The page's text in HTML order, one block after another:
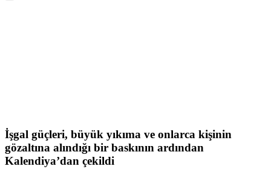
İşgal güçleri, büyük yıkıma ve onlarca kişinin
gözaltına alındığı bir baskının ardından
Kalendiya’dan çekildi